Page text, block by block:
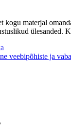
kogu materjal
ülesanded.
veebipõhiste ja